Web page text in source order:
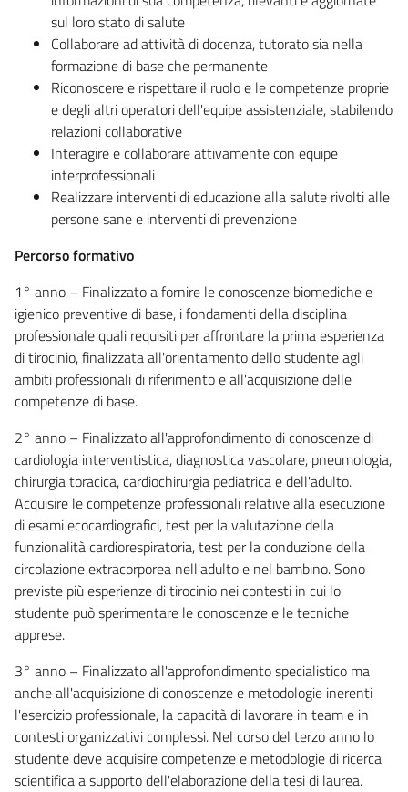
sul loro stato di salute
Collaborare ad attività di docenza, tutorato sia nella
formazione di base che permanente
Riconoscere e rispettare il ruolo e le competenze proprie
e degli altri operatori dell'equipe assistenziale, stabilendo
relazioni collaborative
Interagire e collaborare attivamente con equipe
interprofessionali
Realizzare interventi di educazione alla salute rivolti alle
persone sane e interventi di prevenzione
Percorso formativo
1° anno – Finalizzato a fornire le conoscenze biomediche e
igienico preventive di base, i fondamenti della disciplina
professionale quali requisiti per affrontare la prima esperienza
di tirocinio, finalizzata all'orientamento dello studente agli
ambiti professionali di riferimento e all'acquisizione delle
competenze di base.
2° anno – Finalizzato all'approfondimento di conoscenze di
cardiologia interventistica, diagnostica vascolare, pneumologia,
chirurgia toracica, cardiochirurgia pediatrica e dell'adulto.
Acquisire le competenze professionali relative alla esecuzione
di esami ecocardiografici, test per la valutazione della
funzionalità cardiorespiratoria, test per la conduzione della
circolazione extracorporea nell'adulto e nel bambino. Sono
previste più esperienze di tirocinio nei contesti in cui lo
studente può sperimentare le conoscenze e le tecniche
apprese.
3° anno – Finalizzato all'approfondimento specialistico ma
anche all'acquisizione di conoscenze e metodologie inerenti
l'esercizio professionale, la capacità di lavorare in team e in
contesti organizzativi complessi. Nel corso del terzo anno lo
studente deve acquisire competenze e metodologie di ricerca
scientifica a supporto dell'elaborazione della tesi di laurea.